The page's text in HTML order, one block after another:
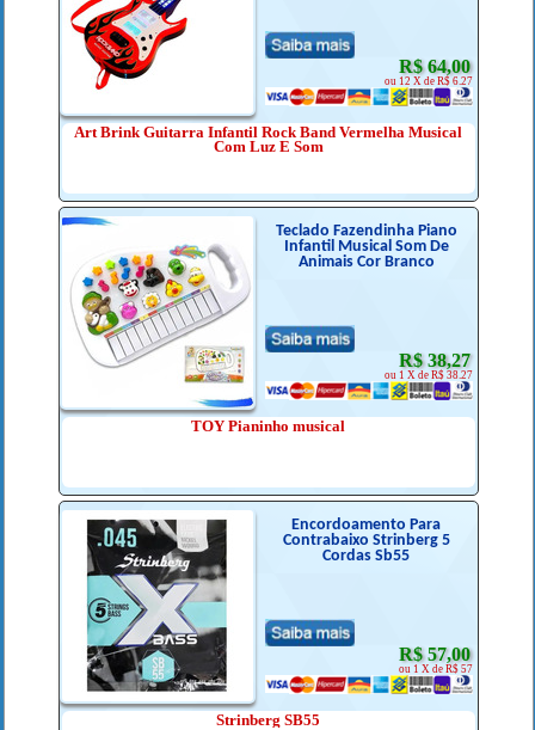
R$ 64,00
ou 12 X de R$ 6.27
Art Brink Guitarra Infantil Rock Band Vermelha Musical
Com Luz E Som
Teclado Fazendinha Piano
Infantil Musical Som De
Animais Cor Branco
R$ 38,27
ou 1 X de R$ 38.27
TOY Pianinho musical
Encordoamento Para
Contrabaixo Strinberg 5
Cordas Sb55
R$ 57,00
ou 1 X de R$ 57
Strinberg SB55